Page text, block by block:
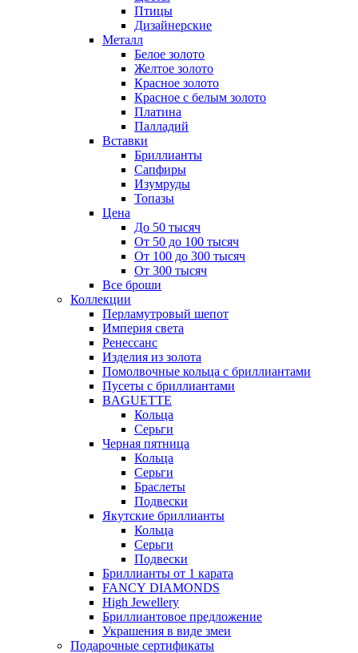
Птицы
Дизайнерские
Металл
Белое золото
Желтое золото
Красное золото
Красное с белым золото
Платина
Палладий
Вставки
Бриллианты
Сапфиры
Изумруды
Топазы
Цена
До 50 тысяч
От 50 до 100 тысяч
От 100 до 300 тысяч
От 300 тысяч
Все броши
Коллекции
Перламутровый шепот
Империя света
Ренессанс
Изделия из золота
Помолвочные кольца с бриллиантами
Пусеты с бриллиантами
BAGUETTE
Кольца
Серьги
Черная пятница
Кольца
Серьги
Браслеты
Подвески
Якутские бриллианты
Кольца
Серьги
Подвески
Бриллианты от 1 карата
FANCY DIAMONDS
High Jewellery
Бриллиантовое предложение
Украшения в виде змеи
Подарочные сертификаты